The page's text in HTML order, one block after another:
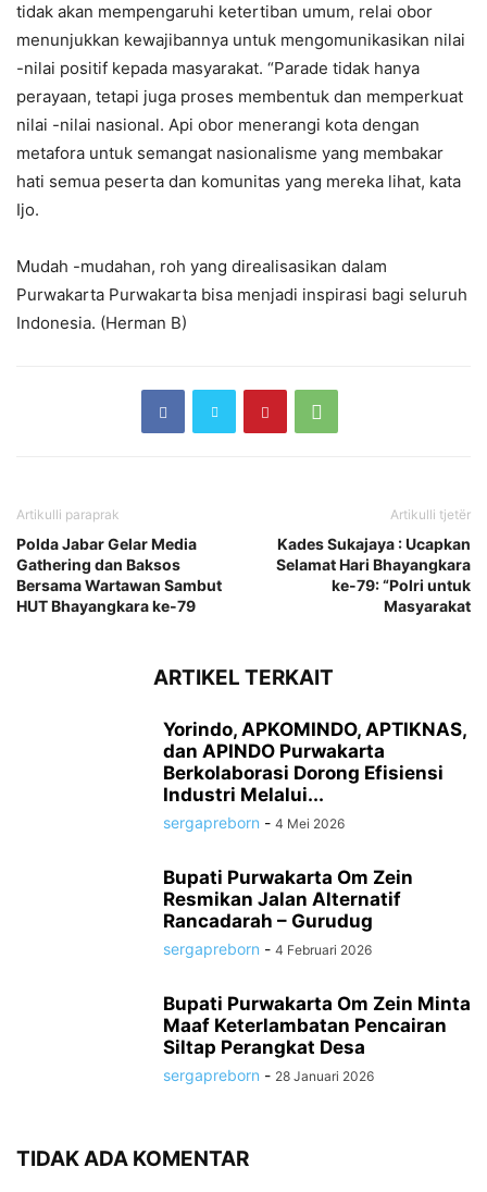
tidak akan mempengaruhi ketertiban umum, relai obor
menunjukkan kewajibannya untuk mengomunikasikan nilai
-nilai positif kepada masyarakat. “Parade tidak hanya
perayaan, tetapi juga proses membentuk dan memperkuat
nilai -nilai nasional. Api obor menerangi kota dengan
metafora untuk semangat nasionalisme yang membakar
hati semua peserta dan komunitas yang mereka lihat, kata
Ijo.
Mudah -mudahan, roh yang direalisasikan dalam
Purwakarta Purwakarta bisa menjadi inspirasi bagi seluruh
Indonesia. (Herman B)
Artikulli paraprak
Polda Jabar Gelar Media
Gathering dan Baksos
Bersama Wartawan Sambut
HUT Bhayangkara ke-79
Artikulli tjetër
Kades Sukajaya : Ucapkan
Selamat Hari Bhayangkara
ke-79: “Polri untuk
Masyarakat
ARTIKEL TERKAIT
Yorindo, APKOMINDO, APTIKNAS,
dan APINDO Purwakarta
Berkolaborasi Dorong Efisiensi
Industri Melalui...
sergapreborn - 4 Mei 2026
Bupati Purwakarta Om Zein
Resmikan Jalan Alternatif
Rancadarah – Gurudug
sergapreborn - 4 Februari 2026
Bupati Purwakarta Om Zein Minta
Maaf Keterlambatan Pencairan
Siltap Perangkat Desa
sergapreborn - 28 Januari 2026
TIDAK ADA KOMENTAR